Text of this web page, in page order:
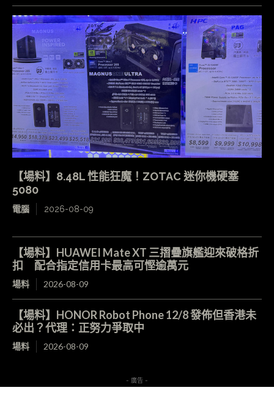
【場料】8.48L 性能狂魔！ZOTAC 迷你機硬塞
5080
電腦 2026-08-09
【場料】HUAWEI Mate XT 三摺疊旗艦迎來破格折
扣 配合指定信用卡最高可慳逾萬元
場料 2026-08-09
【場料】HONOR Robot Phone 12/8 發佈但香港未
必出？代理：正努力爭取中
場料 2026-08-09
- 廣告 -